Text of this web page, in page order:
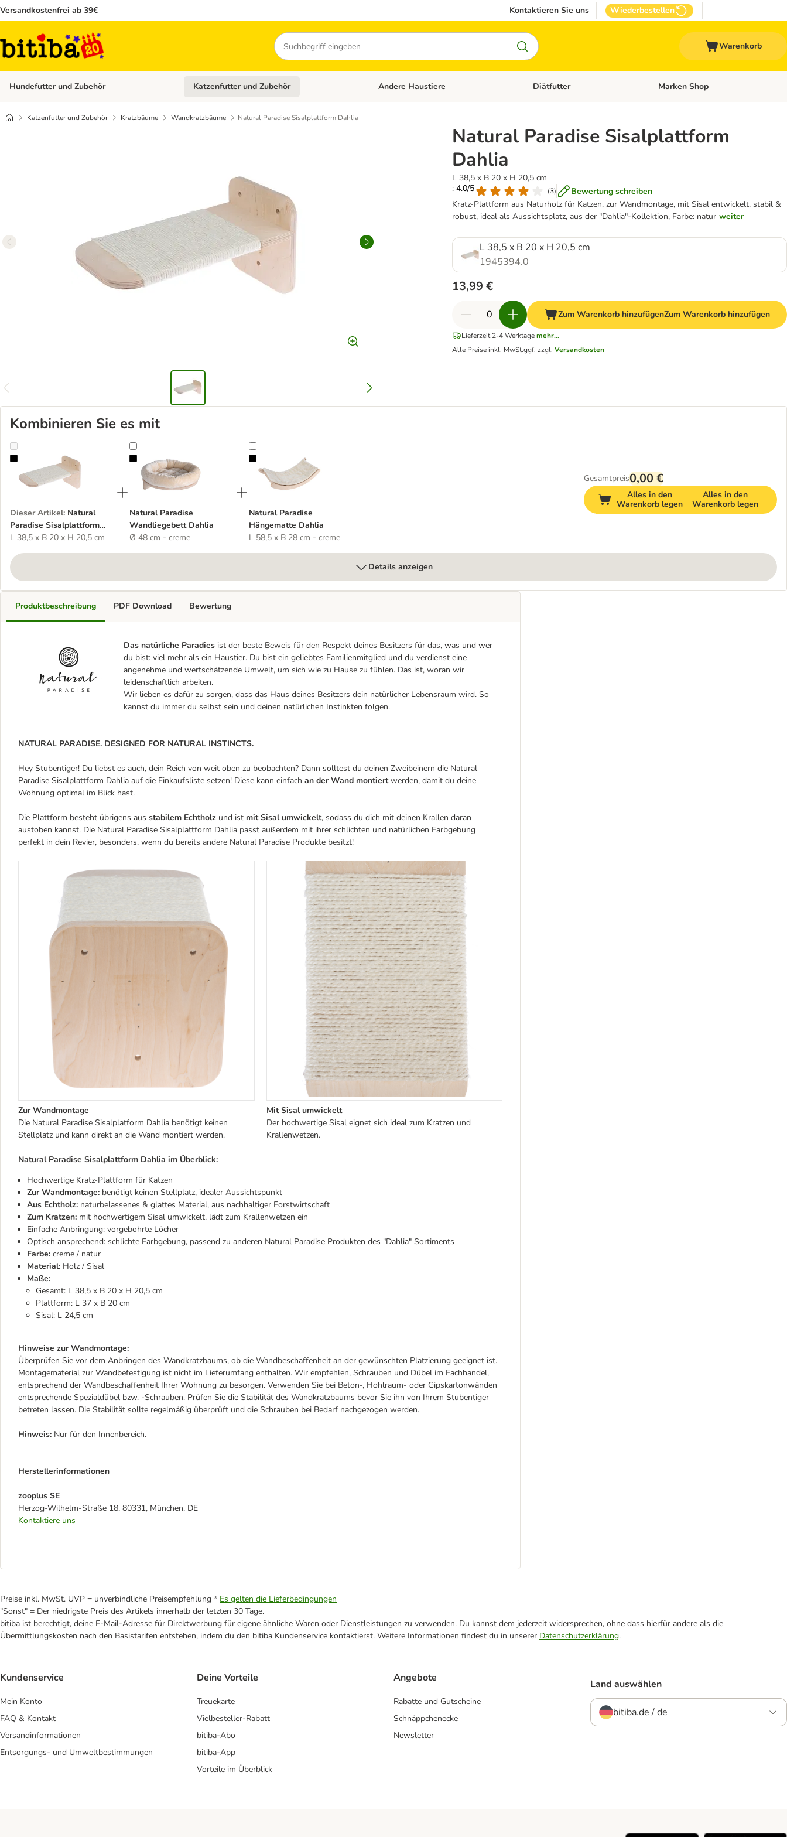
Versandkostenfrei ab 39€ Kontaktieren Sie uns Wiederbestellen
Suchen
Warenkorb
Hundefutter und Zubehör Kategorie-Menü öffnen: Hundefutter und Zubehör
Katzenfutter und Zubehör Kategorie-Menü öffnen: Katzenfutter und Zubehör
Andere Haustiere Kategorie-Menü öffnen: Andere Haustiere
Diätfutter Kategorie-Menü öffnen: Diätfutter
Marken Shop
Katzenfutter und Zubehör Kratzbäume Wandkratzbäume Natural Paradise Sisalplattform Dahlia
Natural Paradise Sisalplattform
Dahlia
L 38,5 x B 20 x H 20,5 cm
: 4.0/5
(3)
Bewertung schreiben
Kratz-Plattform aus Naturholz für Katzen, zur Wandmontage, mit Sisal entwickelt, stabil &
robust, ideal als Aussichtsplatz, aus der "Dahlia"-Kollektion, Farbe: natur weiter
L 38,5 x B 20 x H 20,5 cm
1945394.0
13,99 €
Zum Warenkorb hinzufügenZum Warenkorb hinzufügen
Lieferzeit 2-4 Werktage mehr...
Alle Preise inkl. MwSt.ggf. zzgl.Versandkosten
Kombinieren Sie es mit
Natural Paradise Sisalplattform Dahlia
Dieser Artikel: Natural
Paradise Sisalplattform
Dahlia
L 38,5 x B 20 x H 20,5 cm
Natural Paradise Wandliegebett Dahlia
Natural Paradise
Wandliegebett Dahlia
Ø 48 cm - creme
Natural Paradise Hängematte Dahlia
Natural Paradise
Hängematte Dahlia
L 58,5 x B 28 cm - creme
Gesamtpreis0,00 €
Alles in den
Warenkorb legen
Alles in den
Warenkorb legen
Details anzeigen
Produktbeschreibung
Das natürliche Paradies ist der beste Beweis für den Respekt deines Besitzers für das, was und wer
du bist: viel mehr als ein Haustier. Du bist ein geliebtes Familienmitglied und du verdienst eine
angenehme und wertschätzende Umwelt, um sich wie zu Hause zu fühlen. Das ist, woran wir
leidenschaftlich arbeiten.
Wir lieben es dafür zu sorgen, dass das Haus deines Besitzers dein natürlicher Lebensraum wird. So
kannst du immer du selbst sein und deinen natürlichen Instinkten folgen.
NATURAL PARADISE. DESIGNED FOR NATURAL INSTINCTS.
Hey Stubentiger! Du liebst es auch, dein Reich von weit oben zu beobachten? Dann solltest du deinen Zweibeinern die Natural
Paradise Sisalplattform Dahlia auf die Einkaufsliste setzen! Diese kann einfach an der Wand montiertwerden, damit du deine
Wohnung optimal im Blick hast.
Die Plattform besteht übrigens aus stabilem Echtholz und ist mit Sisal umwickelt, sodass du dich mit deinen Krallen daran
austoben kannst. Die Natural Paradise Sisalplattform Dahlia passt außerdem mit ihrer schlichten und natürlichen Farbgebung
perfekt in dein Revier, besonders, wenn du bereits andere Natural Paradise Produkte besitzt!
Zur Wandmontage
Die Natural Paradise Sisalplatform Dahlia benötigt keinen
Stellplatz und kann direkt an die Wand montiert werden.
Mit Sisal umwickelt
Der hochwertige Sisal eignet sich ideal zum Kratzen und
Krallenwetzen.
Natural Paradise Sisalplattform Dahlia im Überblick:
Hochwertige Kratz-Plattform für Katzen
Zur Wandmontage: benötigt keinen Stellplatz, idealer Aussichtspunkt
Aus Echtholz: naturbelassenes & glattes Material, aus nachhaltiger Forstwirtschaft
Zum Kratzen: mit hochwertigem Sisal umwickelt, lädt zum Krallenwetzen ein
Einfache Anbringung: vorgebohrte Löcher
Optisch ansprechend: schlichte Farbgebung, passend zu anderen Natural Paradise Produkten des "Dahlia" Sortiments
Farbe: creme / natur
Material: Holz / Sisal
Maße:
Gesamt: L 38,5 x B 20 x H 20,5 cm
Plattform: L 37 x B 20 cm
Sisal: L 24,5 cm
Hinweise zur Wandmontage:
Überprüfen Sie vor dem Anbringen des Wandkratzbaums, ob die Wandbeschaffenheit an der gewünschten Platzierung geeignet ist.
Montagematerial zur Wandbefestigung ist nicht im Lieferumfang enthalten. Wir empfehlen, Schrauben und Dübel im Fachhandel,
entsprechend der Wandbeschaffenheit Ihrer Wohnung zu besorgen. Verwenden Sie bei Beton-, Hohlraum- oder Gipskartonwänden
entsprechende Spezialdübel bzw. -Schrauben. Prüfen Sie die Stabilität des Wandkratzbaums bevor Sie ihn von Ihrem Stubentiger
betreten lassen. Die Stabilität sollte regelmäßig überprüft und die Schrauben bei Bedarf nachgezogen werden.
Hinweis: Nur für den Innenbereich.
Herstellerinformationen
zooplus SE
Herzog-Wilhelm-Straße 18, 80331, München, DE
Kontaktiere uns
PDF Download Bewertung
Preise inkl. MwSt. UVP = unverbindliche Preisempfehlung * Es gelten die Lieferbedingungen
"Sonst" = Der niedrigste Preis des Artikels innerhalb der letzten 30 Tage.
bitiba ist berechtigt, deine E-Mail-Adresse für Direktwerbung für eigene ähnliche Waren oder Dienstleistungen zu verwenden. Du kannst dem jederzeit widersprechen, ohne dass hierfür andere als die
Übermittlungskosten nach den Basistarifen entstehen, indem du den bitiba Kundenservice kontaktierst. Weitere Informationen findest du in unserer Datenschutzerklärung.
Kundenservice
Mein Konto
FAQ & Kontakt
Versandinformationen
Entsorgungs- und Umweltbestimmungen
Deine Vorteile
Treuekarte
Vielbesteller-Rabatt
bitiba-Abo
bitiba-App
Vorteile im Überblick
Angebote
Rabatte und Gutscheine
Schnäppchenecke
Newsletter
Land auswählen
bitiba.de / de